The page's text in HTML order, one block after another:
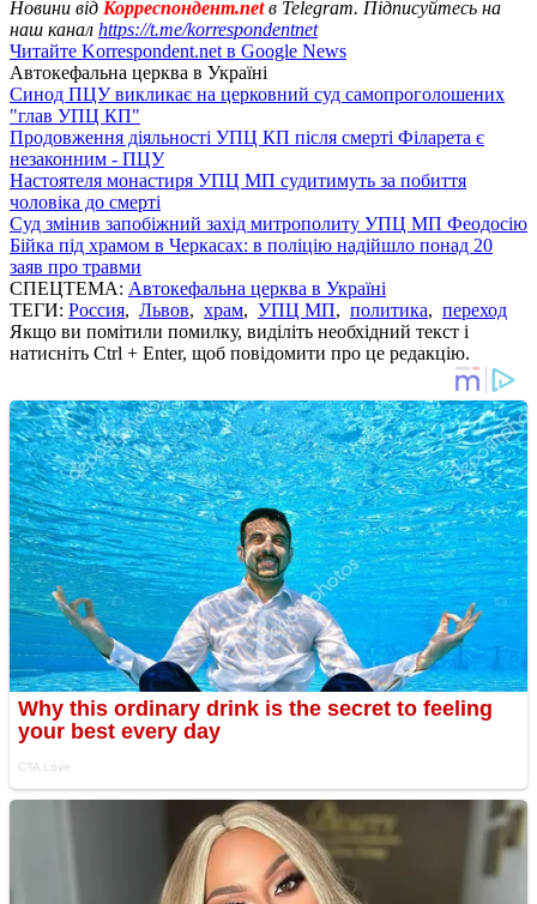
Новини від Корреспондент.netв Telegram. Підписуйтесь на
наш канал https://t.me/korrespondentnet
Читайте Korrespondent.net в Google News
Автокефальна церква в Україні
Синод ПЦУ викликає на церковний суд самопроголошених
"глав УПЦ КП"
Продовження діяльності УПЦ КП після смерті Філарета є
незаконним - ПЦУ
Настоятеля монастиря УПЦ МП судитимуть за побиття
чоловіка до смерті
Суд змінив запобіжний захід митрополиту УПЦ МП Феодосію
Бійка під храмом в Черкасах: в поліцію надійшло понад 20
заяв про травми
СПЕЦТЕМА: Автокефальна церква в Україні
ТЕГИ: Россия, Львов, храм, УПЦ МП, политика, переход
Якщо ви помітили помилку, виділіть необхідний текст і
натисніть Ctrl + Enter, щоб повідомити про це редакцію.